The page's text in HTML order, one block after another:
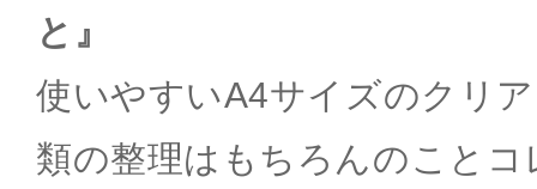
と』
使いやすいA4サイズのクリ
類の整理はもちろんのこと